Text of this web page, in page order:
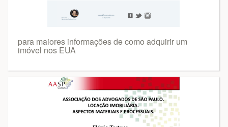
para maiores informações de como adquirir um
imóvel nos EUA